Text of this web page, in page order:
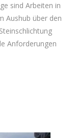
sind Arbeiten in
Aushub über den
Anforderungen